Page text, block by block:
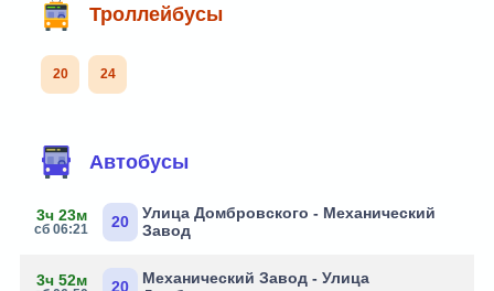
Троллейбусы
20 24
Автобусы
3ч 23м
сб 06:21 20
Улица Домбровского - Механический
Завод
3ч 52м 20
Механический Завод - Улица